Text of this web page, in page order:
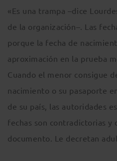
«Es una trampa –dice
de la organización–. Las
porque la fecha de
aproximación en la prueba
Cuando el menor consigue
nacimiento o su pasaporte
de su país, las autoridades
fechas son contradictorias y
documento. Le decretan